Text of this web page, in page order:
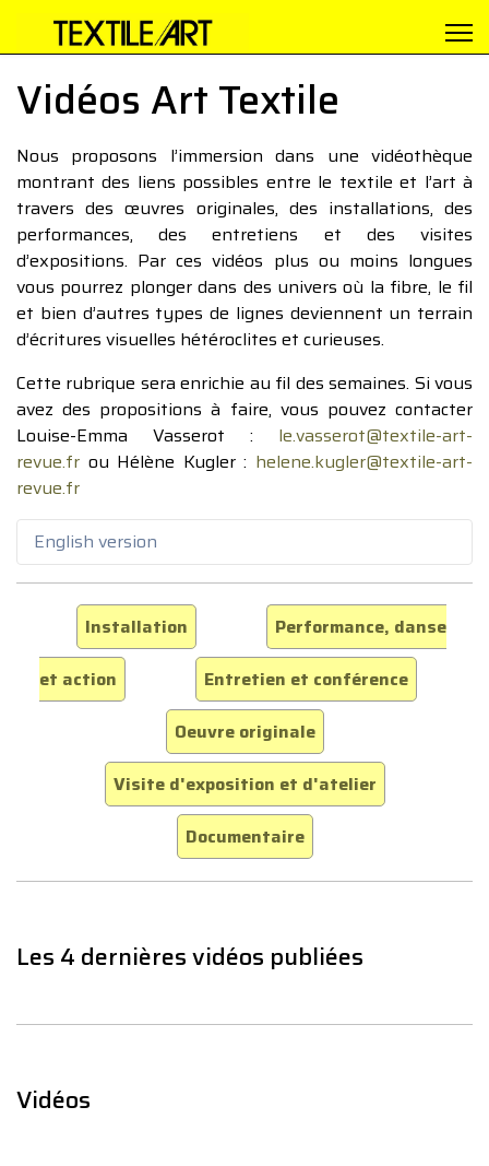
Vidéos Art Textile
Nous proposons l’immersion dans une vidéothèque
montrant des liens possibles entre le textile et l’art à
travers des œuvres originales, des installations, des
performances, des entretiens et des visites
d’expositions. Par ces vidéos plus ou moins longues
vous pourrez plonger dans des univers où la fibre, le fil
et bien d’autres types de lignes deviennent un terrain
d’écritures visuelles hétéroclites et curieuses.
Cette rubrique sera enrichie au fil des semaines. Si vous
avez des propositions à faire, vous pouvez contacter
Louise-Emma Vasserot : le.vasserot@textile-art-
revue.fr ou Hélène Kugler : helene.kugler@textile-art-
revue.fr
English version
Installation
Performance, danse
et action
Entretien et conférence
Oeuvre originale
Visite d'exposition et d'atelier
Documentaire
Les 4 dernières vidéos publiées
Vidéos